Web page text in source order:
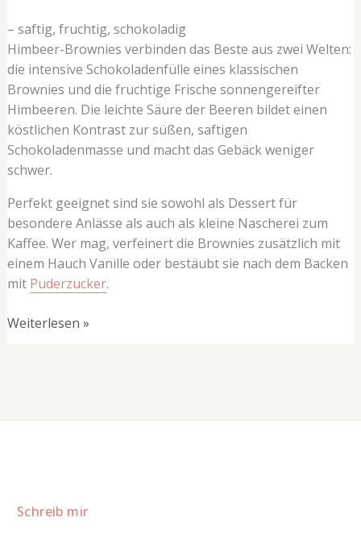
– saftig, fruchtig, schokoladig
Himbeer-Brownies verbinden das Beste aus zwei Welten:
die intensive Schokoladenfülle eines klassischen
Brownies und die fruchtige Frische sonnengereifter
Himbeeren. Die leichte Säure der Beeren bildet einen
köstlichen Kontrast zur süßen, saftigen
Schokoladenmasse und macht das Gebäck weniger
schwer.
Perfekt geeignet sind sie sowohl als Dessert für
besondere Anlässe als auch als kleine Nascherei zum
Kaffee. Wer mag, verfeinert die Brownies zusätzlich mit
einem Hauch Vanille oder bestäubt sie nach dem Backen
mit Puderzucker.
Weiterlesen »
Schreib mir